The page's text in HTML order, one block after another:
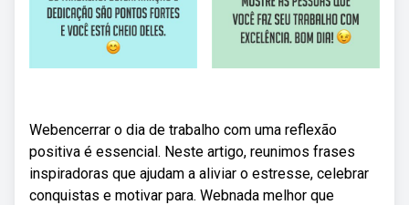
Webencerrar o dia de trabalho com uma reflexão
positiva é essencial. Neste artigo, reunimos frases
inspiradoras que ajudam a aliviar o estresse, celebrar
conquistas e motivar para. Webnada melhor que